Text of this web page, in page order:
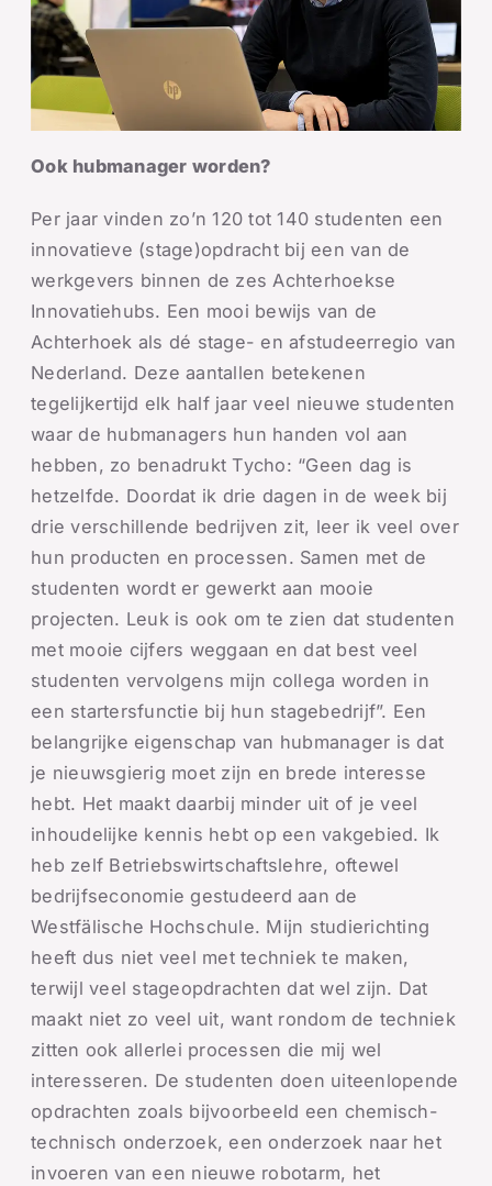
Ook hubmanager worden?
Per jaar vinden zo’n 120 tot 140 studenten een
innovatieve (stage)opdracht bij een van de
werkgevers binnen de zes Achterhoekse
Innovatiehubs. Een mooi bewijs van de
Achterhoek als dé stage- en afstudeerregio van
Nederland. Deze aantallen betekenen
tegelijkertijd elk half jaar veel nieuwe studenten
waar de hubmanagers hun handen vol aan
hebben, zo benadrukt Tycho: “Geen dag is
hetzelfde. Doordat ik drie dagen in de week bij
drie verschillende bedrijven zit, leer ik veel over
hun producten en processen. Samen met de
studenten wordt er gewerkt aan mooie
projecten. Leuk is ook om te zien dat studenten
met mooie cijfers weggaan en dat best veel
studenten vervolgens mijn collega worden in
een startersfunctie bij hun stagebedrijf”. Een
belangrijke eigenschap van hubmanager is dat
je nieuwsgierig moet zijn en brede interesse
hebt. Het maakt daarbij minder uit of je veel
inhoudelijke kennis hebt op een vakgebied. Ik
heb zelf Betriebswirtschaftslehre, oftewel
bedrijfseconomie gestudeerd aan de
Westfälische Hochschule. Mijn studierichting
heeft dus niet veel met techniek te maken,
terwijl veel stageopdrachten dat wel zijn. Dat
maakt niet zo veel uit, want rondom de techniek
zitten ook allerlei processen die mij wel
interesseren. De studenten doen uiteenlopende
opdrachten zoals bijvoorbeeld een chemisch-
technisch onderzoek, een onderzoek naar het
invoeren van een nieuwe robotarm, het